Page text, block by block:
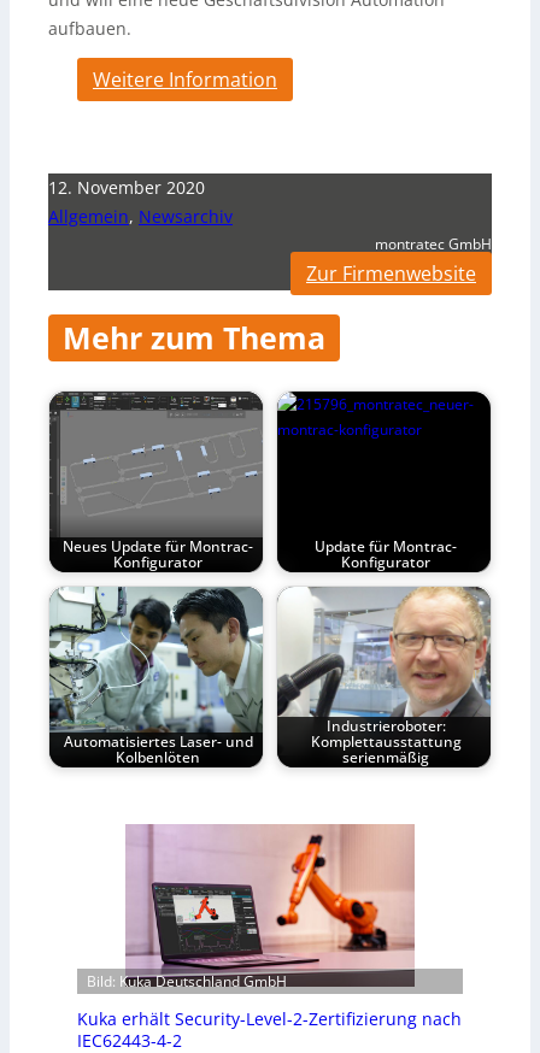
aufbauen.
Weitere Information
12. November 2020
Allgemein, Newsarchiv
montratec GmbH
Zur Firmenwebsite
Mehr zum Thema
Neues Update für Montrac-
Konfigurator
Update für Montrac-
Konfigurator
Automatisiertes Laser- und
Kolbenlöten
Industrieroboter:
Komplettausstattung
serienmäßig
Bild: Kuka Deutschland GmbH
Kuka erhält Security-Level-2-Zertifizierung nach
IEC62443-4-2